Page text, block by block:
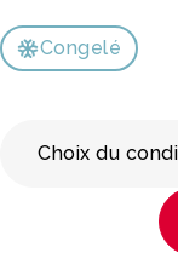
Congelé
Choix du